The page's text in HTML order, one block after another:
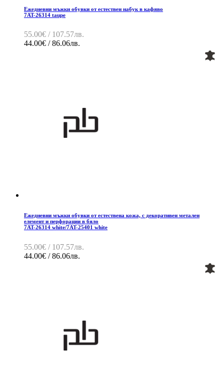
Ежедневни мъжки обувки от естествен набук в кафяво
7AT-26314 taupe
55.00€ / 107.57лв.
44.00€ / 86.06лв.
Ежедневни мъжки обувки от естествена кожа, с декоративен метален
елемент и перфорации в бяло
7AT-26314 white/7AT-25401 white
55.00€ / 107.57лв.
44.00€ / 86.06лв.